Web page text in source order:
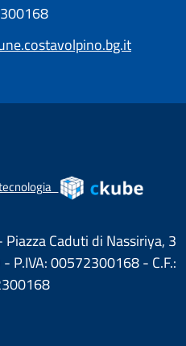
Piazza Caduti di Nassiriya, 3
P.IVA: 00572300168 - C.F.: